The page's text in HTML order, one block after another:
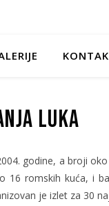
Luka
godine, a broji
16 romskih kuća, i
je izlet za 30